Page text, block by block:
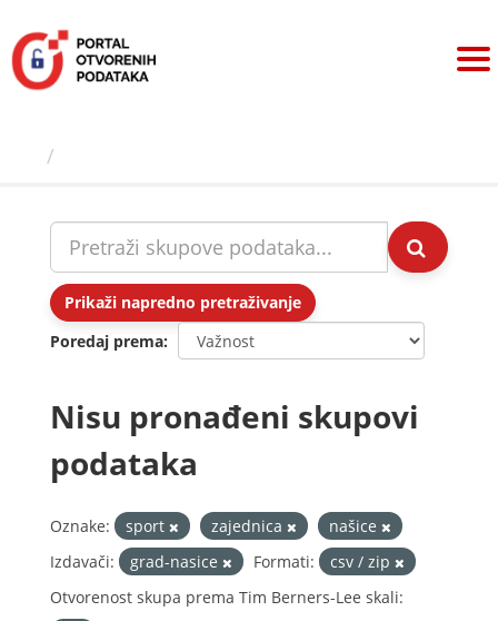
sadržaj
Prikaži napredno pretraživanje
Poredaj prema
Nisu pronađeni skupovi
podataka
Oznake: sport zajednica
našice
Izdavači:
grad-nasice Formati:
csv / zip
Otvorenost skupa prema Tim Berners-Lee skali: